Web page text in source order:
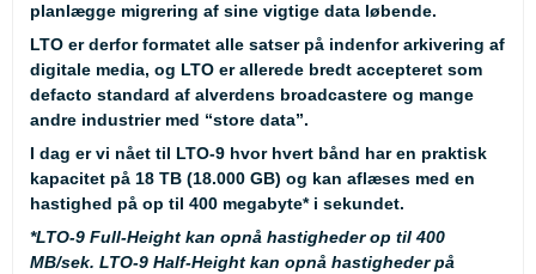
planlægge migrering af sine vigtige data løbende.
LTO er derfor formatet alle satser på indenfor arkivering af
digitale media, og LTO er allerede bredt accepteret som
defacto standard af alverdens broadcastere og mange
andre industrier med “store data”.
I dag er vi nået til LTO-9 hvor hvert bånd har en praktisk
kapacitet på 18 TB (18.000 GB) og kan aflæses med en
hastighed på op til 400 megabyte* i sekundet.
*LTO-9 Full-Height kan opnå hastigheder op til 400
MB/sek. LTO-9 Half-Height kan opnå hastigheder på